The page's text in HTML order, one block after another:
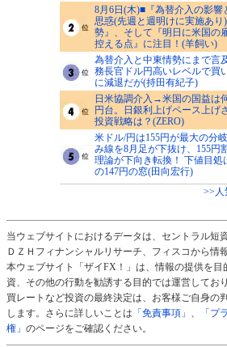
8月6日(木)■『為替介入の影響
思惑(先週と週明けに実施あ
勢』、そして『明日に米国の
控える点』に注目！(羊飼い)
為替介入と中東情勢にまで言
務長官ドル円高いレベルで買
に減退だが(持田有紀子)
日米協調介入→米国の国益は
円台。日銀利上げペース上げ
投資戦略は？(ZERO)
米ドル/円は155円が最大の分
み線を8月足が下抜け、155円
理論が下向き転換！ 下値目処
の147円の窓(田向宏行)
>>人
当ウェブサイトにおけるデータは、セントラル短
ＤＺＨフィナンシャルリサーチ、フィスコから情
本ウェブサイト「ザイFX！」は、情報の提供を
資、その他の行動を勧誘する目的では運営してお
買レートなど投資の最終決定は、お客様ご自身の
します。さらに詳しいことは 「免責事項」
「プ
権」 のページをご確認ください。